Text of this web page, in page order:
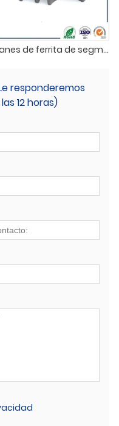
Imanes de ferrita de segmento de arco cerámico
responderemos
12 horas)